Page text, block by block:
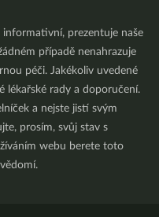
prezentuje naše
případě nenahrazuje
péči. Jakékoliv uvedené
lékařské rady a doporučení.
a nejste jistí svým
prosím, svůj stav s
webu berete toto